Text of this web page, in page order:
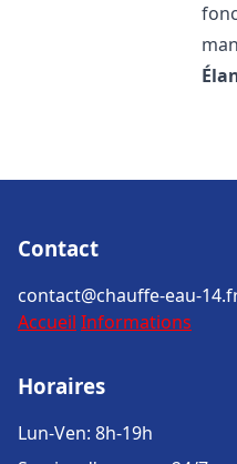
Contact
contact@chauffe-eau-
Accueil Informations
Horaires
Lun-Ven: 8h-19h